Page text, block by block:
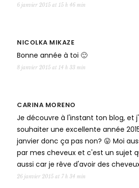
6 janvier 2015 at 15 h 46 min
NICOLKA MIKAZE
Bonne année à toi 🙂
8 janvier 2015 at 14 h 33 min
CARINA MORENO
Je découvre à l'instant ton blog, et
souhaiter une excellente année
janvier donc ça pas non? 😛 Moi
par mes cheveux et c'est un sujet
aussi car je rêve d'avoir des
26 janvier 2015 at 7 h 34 min